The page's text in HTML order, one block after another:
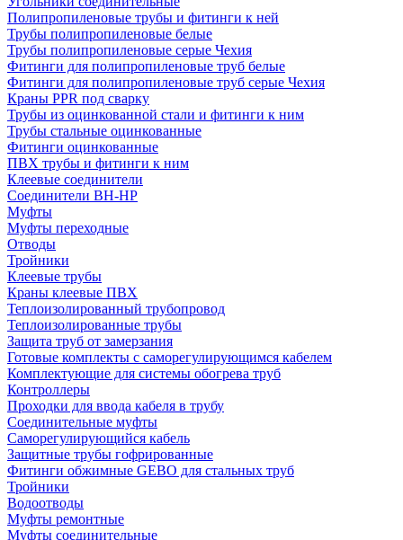
Полипропиленовые трубы и фитинги к ней
Трубы полипропиленовые белые
Трубы полипропиленовые серые Чехия
Фитинги для полипропиленовые труб белые
Фитинги для полипропиленовые труб серые Чехия
Краны PPR под сварку
Трубы из оцинкованной стали и фитинги к ним
Трубы стальные оцинкованные
Фитинги оцинкованные
ПВХ трубы и фитинги к ним
Клеевые соединители
Соединители ВН-НР
Муфты
Муфты переходные
Отводы
Тройники
Клеевые трубы
Краны клеевые ПВХ
Теплоизолированный трубопровод
Теплоизолированные трубы
Защита труб от замерзания
Готовые комплекты с саморегулирующимся кабелем
Комплектующие для системы обогрева труб
Контроллеры
Проходки для ввода кабеля в трубу
Соединительные муфты
Саморегулирующийся кабель
Защитные трубы гофрированные
Фитинги обжимные GEBO для стальных труб
Тройники
Водоотводы
Муфты ремонтные
Муфты соединительные